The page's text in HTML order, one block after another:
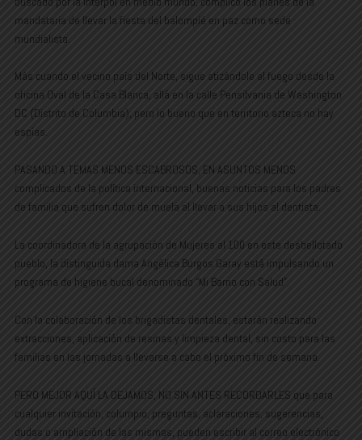
mandataria de llevar la fiesta del balompié en paz como sede
mundialista.
Más cuando el vecino país del Norte, sigue atizándole al fuego desde la
oficina Oval de la Casa Blanca, allá en la calle Pensilvania de Washington
DC (Distrito de Columbia), pero lo bueno que en territorio azteca no hay
espías.
PASANDO A TEMAS MENOS ESCABROSOS, EN ASUNTOS MENOS
complicados de la política internacional, buenas noticias para los padres
de familia que sufren dolor de muela al llevar a sus hijos al dentista.
La coordinadora de la agrupación de Mujeres al 100 en este desbellotado
pueblo, la distinguida dama Angélica Burgos Garay está impulsando un
programa de higiene bucal denominado “Mi Barrio con Salud”.
Con la colaboración de los brigadistas dentales, estarán realizando
extracciones, aplicación de resinas y limpieza dental, sin costo para las
familias en las jornadas a llevarse a cabo el próximo fin de semana.
PERO MEJOR AQUÍ LA DEJAMOS, NO SIN ANTES RECORDARLES que para
cualquier invitación, columpio, preguntas, aclaraciones, sugerencias,
dudas o ampliación de las mismas, pueden escribir al correo electrónico